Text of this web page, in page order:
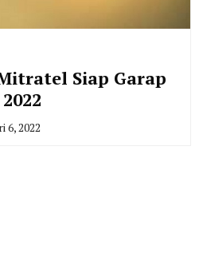
Siap Garap
6, 2022